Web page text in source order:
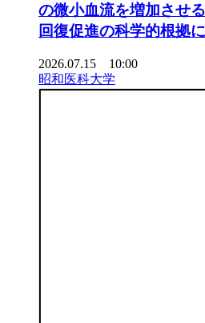
の微小血流を増加させ
回復促進の科学的根拠
2026.07.15 10:00
昭和医科大学